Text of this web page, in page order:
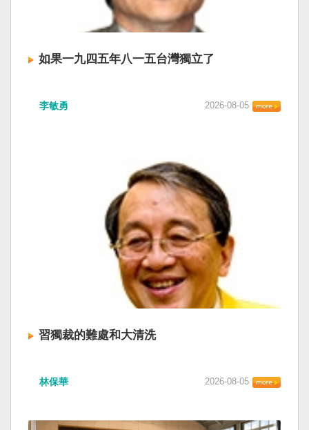
如果一九四五年八一五台灣獨立了
李敏勇 2026-08-05
習獨裁的難處和大清洗
林保華 2026-08-05